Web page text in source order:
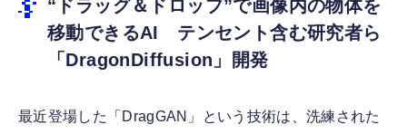
“ドラッグ＆ドロップ”で画像内の物体を
移動できるAI テンセント含む研究者ら
「DragonDiffusion」開発
最近登場した「DragGAN」という技術は、洗練された